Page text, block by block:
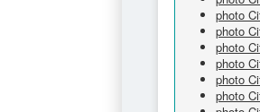
photo
photo
photo
photo
photo
photo